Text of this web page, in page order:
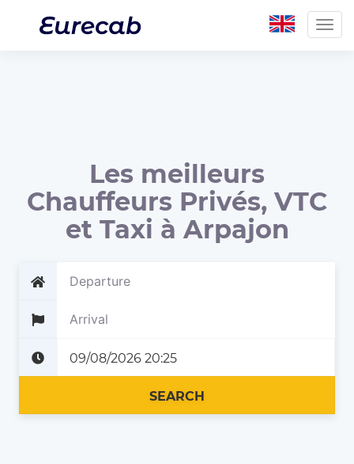
Les meilleurs
Chauffeurs Privés, VTC
et Taxi à Arpajon
SEARCH